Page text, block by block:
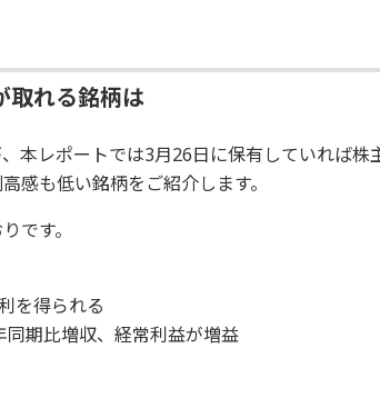
取れる銘柄は
本レポートでは3月26日に保有していれば株
感も低い銘柄をご紹介します。
です。
を得られる
同期比増収、経常利益が増益